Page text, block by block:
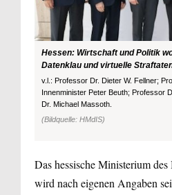
Hessen: Wirtschaft und Politik
Datenklau und virtuelle
v.l.: Professor Dr. Dieter W. Fellner;
Innenminister Peter Beuth; Professor
Dr. Michael Massoth.
(Bildquelle: HMdIS)
Das hessische Ministerium
wird nach eigenen Angaben